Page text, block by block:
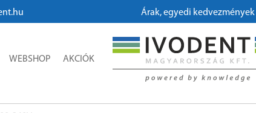
Árak, egyedi kedvezmények
WEBSHOP AKCIÓK